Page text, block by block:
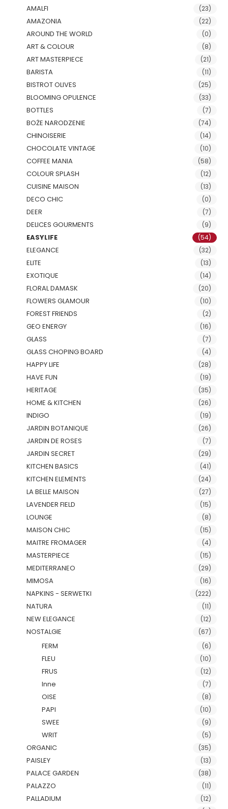
AMALFI (23)
AMAZONIA (22)
AROUND THE WORLD (0)
ART & COLOUR (8)
ART MASTERPIECE (21)
BARISTA (11)
BISTROT OLIVES (25)
BLOOMING OPULENCE (33)
BOTTLES (7)
BOŻE NARODZENIE (74)
CHINOISERIE (14)
CHOCOLATE VINTAGE (10)
COFFEE MANIA (58)
COLOUR SPLASH (12)
CUISINE MAISON (13)
DECO CHIC (0)
DEER (7)
DELICES GOURMENTS (9)
EASYLIFE (54)
ELEGANCE (32)
ELITE (13)
EXOTIQUE (14)
FLORAL DAMASK (20)
FLOWERS GLAMOUR (10)
FOREST FRIENDS (2)
GEO ENERGY (16)
GLASS (7)
GLASS CHOPING BOARD (4)
HAPPY LIFE (28)
HAVE FUN (19)
HERITAGE (35)
HOME & KITCHEN (26)
INDIGO (19)
JARDIN BOTANIQUE (26)
JARDIN DE ROSES (7)
JARDIN SECRET (29)
KITCHEN BASICS (41)
KITCHEN ELEMENTS (24)
LA BELLE MAISON (27)
LAVENDER FIELD (15)
LOUNGE (8)
MAISON CHIC (15)
MAITRE FROMAGER (4)
MASTERPIECE (15)
MEDITERRANEO (29)
MIMOSA (16)
NAPKINS - SERWETKI (222)
NATURA (11)
NEW ELEGANCE (12)
NOSTALGIE (67)
FERM (6)
FLEU (10)
FRUS (12)
Inne (7)
OISE (8)
PAPI (10)
SWEE (9)
WRIT (5)
ORGANIC (35)
PAISLEY (13)
PALACE GARDEN (38)
PALAZZO (11)
PALLADIUM (12)